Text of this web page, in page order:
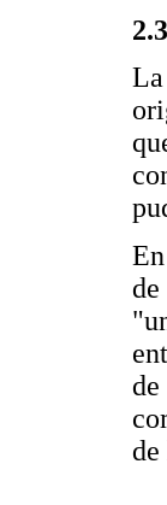
La
de
de
de